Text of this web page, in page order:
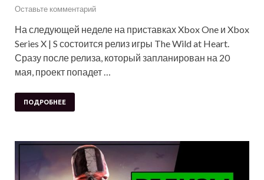
Оставьте комментарий
На следующей неделе на приставках Xbox One и Xbox
Series X | S состоится релиз игры The Wild at Heart.
Сразу после релиза, который запланирован на 20
мая, проект попадет …
ПОДРОБНЕЕ